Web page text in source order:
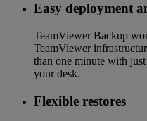
Easy deployment
TeamViewer Backup
TeamViewer
than one minute with
your desk.
Flexible restores